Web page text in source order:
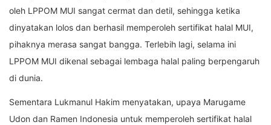
oleh LPPOM MUI sangat cermat dan detil, sehingga ketika
dinyatakan lolos dan berhasil memperoleh sertifikat halal MUI,
pihaknya merasa sangat bangga. Terlebih lagi, selama ini
LPPOM MUI dikenal sebagai lembaga halal paling berpengaruh
di dunia.
Sementara Lukmanul Hakim menyatakan, upaya Marugame
Udon dan Ramen Indonesia untuk memperoleh sertifikat halal